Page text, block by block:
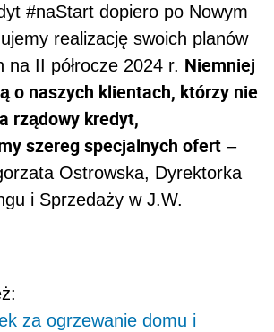
#naStart dopiero po Nowym
realizację swoich planów
na II półrocze 2024 r. Niemniej
o naszych klientach, którzy nie
rządowy kredyt,
szereg specjalnych ofert –
Ostrowska, Dyrektorka
i Sprzedaży w J.W.
za ogrzewanie domu i